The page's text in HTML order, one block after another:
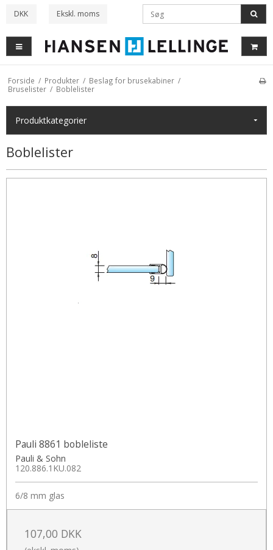
DKK Ekskl. moms
Forside / Produkter / Beslag for brusekabiner /
Bruselister / Boblelister
Produktkategorier
Boblelister
Pauli 8861 bobleliste
Pauli & Sohn
120.886.1KU.082
6/8 mm glas
107,00 DKK